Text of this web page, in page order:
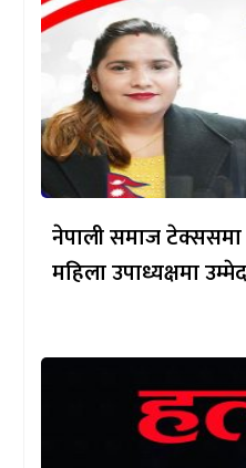
नेपाली समाज टेक्ससमा
महिला उपाध्यक्षमा